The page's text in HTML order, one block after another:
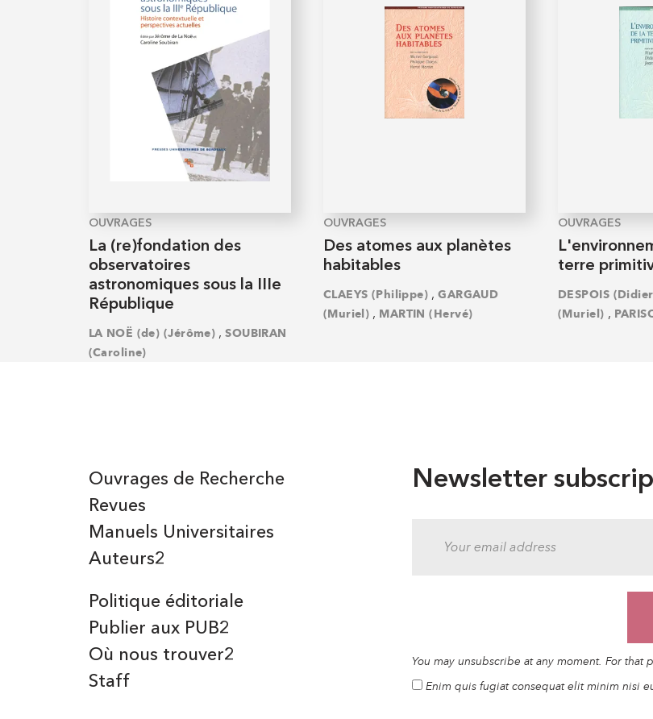
OUVRAGES
La (re)fondation des
observatoires
astronomiques sous la IIIe
République
LA NOË (de) (Jérôme) ,SOUBIRAN
(Caroline)
OUVRAGES
Des atomes aux planètes
habitables
CLAEYS (Philippe) ,GARGAUD
(Muriel) , MARTIN (Hervé)
OUVRAGES
terre
DESPOIS
(Muriel) ,
Newsletter
You may unsubscribe at any moment. For
Enim quis fugiat consequat elit minim nisi
Auteurs2
Manuels Universitaires
Ouvrages de Recherche
Revues
Politique éditoriale
Publier aux PUB2
Où nous trouver2
Staff